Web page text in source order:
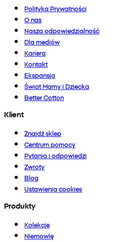
Polityka Prywatności
O nas
Nasza odpowiedzialność
Dla mediów
Kariera
Kontakt
Ekspansja
Świat Mamy i Dziecka
Better Cotton
Klient
Znajdź sklep
Centrum pomocy
Pytania i odpowiedzi
Zwroty
Blog
Ustawienia cookies
Produkty
Kolekcje
Niemowlę